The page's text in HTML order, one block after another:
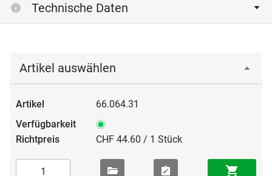
Technische Daten
Artikel auswählen
66.064.31
CHF 44.60 / 1 Stück